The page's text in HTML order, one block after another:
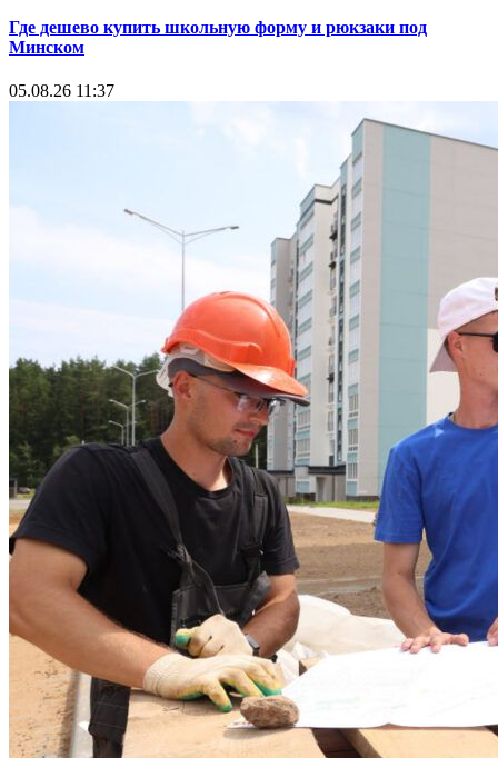
Где дешево купить школьную форму и рюкзаки под
Минском
05.08.26 11:37